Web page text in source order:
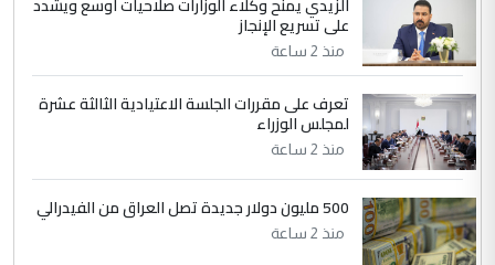
الموضوع :
الجواهري يرد على صدام حسين سل
مضجعيك يابن الزنا (نص كامل)
5 حيدر عاشور
التعليق : تحياتي لك استاذ حامدتركان. كلام
دقيق ومسؤول؛ فالاستثمار الحقيقي للإنسان
وثروات البلد يعتمد على الكفاءة ...
الموضوع :
بين الإهمال واغتصاب الأرض.. بلاد
الرافدين تعاني الجفاف والتصحر!!
على تسريع الإنجاز
منذ 2 ساعة
تعرف على مقررات الجلسة الاعتيادية الثالثة عشرة
لمجلس الوزراء
منذ 2 ساعة
500 مليون دولار جديدة تصل العراق من الفيدرالي
منذ 2 ساعة